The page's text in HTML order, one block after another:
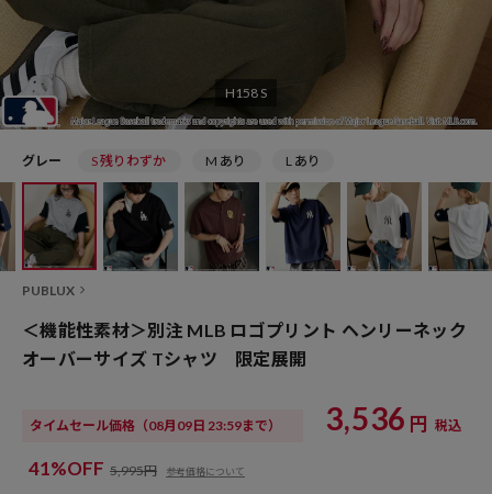
H158 S
グレー S 残りわずか M あり L あり
PUBLUX
＜機能性素材＞別注 MLB ロゴプリント ヘンリーネック
オーバーサイズ Tシャツ 限定展開
タイムセール価格 （08月09日 23:59まで） 3,536 円 税込
41%OFF 5,995円 参考価格について